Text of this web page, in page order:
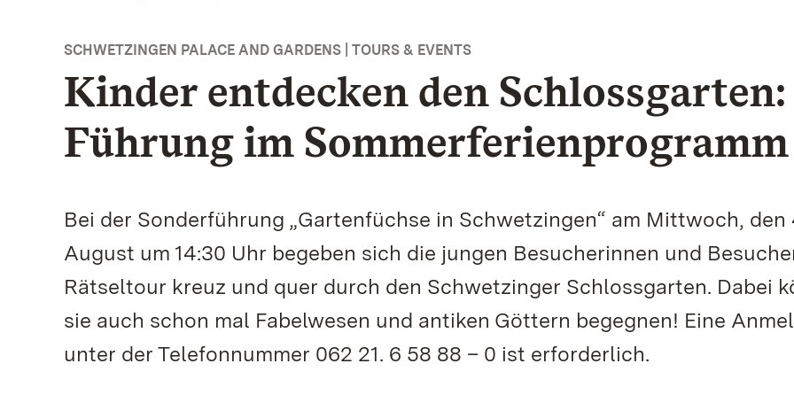
SCHWETZINGEN PALACE AND GARDENS | TOURS & EVENTS
Kinder entdecken den Schlossgarten:
Führung im Sommerferienprogramm
Bei der Sonderführung „Gartenfüchse in Schwetzingen“ am Mittwoch, den
August um 14:30 Uhr begeben sich die jungen Besucherinnen und
Rätseltour kreuz und quer durch den Schwetzinger Schlossgarten. Dabei
sie auch schon mal Fabelwesen und antiken Göttern begegnen! Eine
unter der Telefonnummer 062 21. 6 58 88 – 0 ist erforderlich.